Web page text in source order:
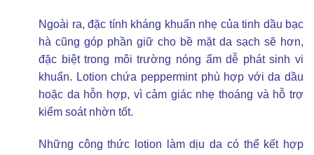
Ngoài ra, đặc tính kháng khuẩn nhẹ của tinh dầu bạc
hà cũng góp phần giữ cho bề mặt da sạch sẽ hơn,
đặc biệt trong môi trường nóng ẩm dễ phát sinh vi
khuẩn. Lotion chứa peppermint phù hợp với da dầu
hoặc da hỗn hợp, vì cảm giác nhẹ thoáng và hỗ trợ
kiểm soát nhờn tốt.
Những công thức lotion làm dịu da có thể kết hợp